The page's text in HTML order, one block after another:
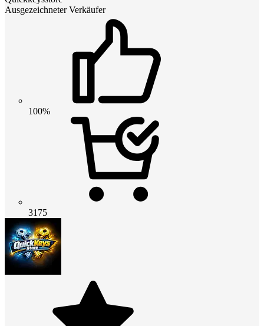
Ausgezeichneter Verkäufer
100%
3175